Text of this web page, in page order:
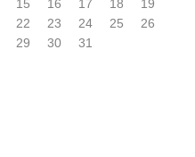
15 16 17 18
19
22 23 24 25
26
29 30 31